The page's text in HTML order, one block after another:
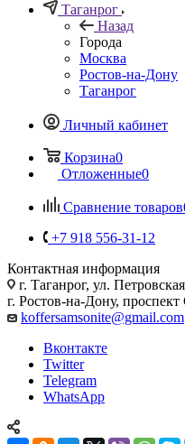
Таганрог
Назад
Города
Москва
Ростов-на-Дону
Таганрог
Личный кабинет
Корзина0
Отложенные0
Сравнение товаров
+7 918 556-31-12
Контактная информация
г. Таганрог, ул.
г. Ростов-на-Дону, проспект
koffersamsonite@gmail.com
Вконтакте
Twitter
Telegram
WhatsApp